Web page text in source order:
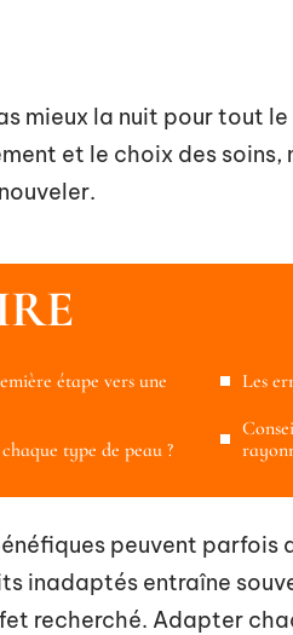
mieux la nuit pour tout
et le choix des
étape vers une
type de peau ?
Les
peuvent
inadaptés entraîne
recherché. Adapter